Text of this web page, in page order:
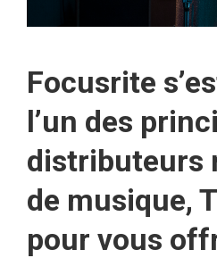
Focusrite
l’un des
distributeurs
de musique,
pour vous